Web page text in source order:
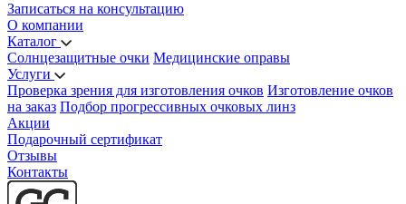
Записаться на консультацию
О компании
Каталог
Солнцезащитные очки Медицинские оправы
Услуги
Проверка зрения для изготовления очков Изготовление очков
на заказ Подбор прогрессивных очковых линз
Акции
Подарочный сертификат
Отзывы
Контакты